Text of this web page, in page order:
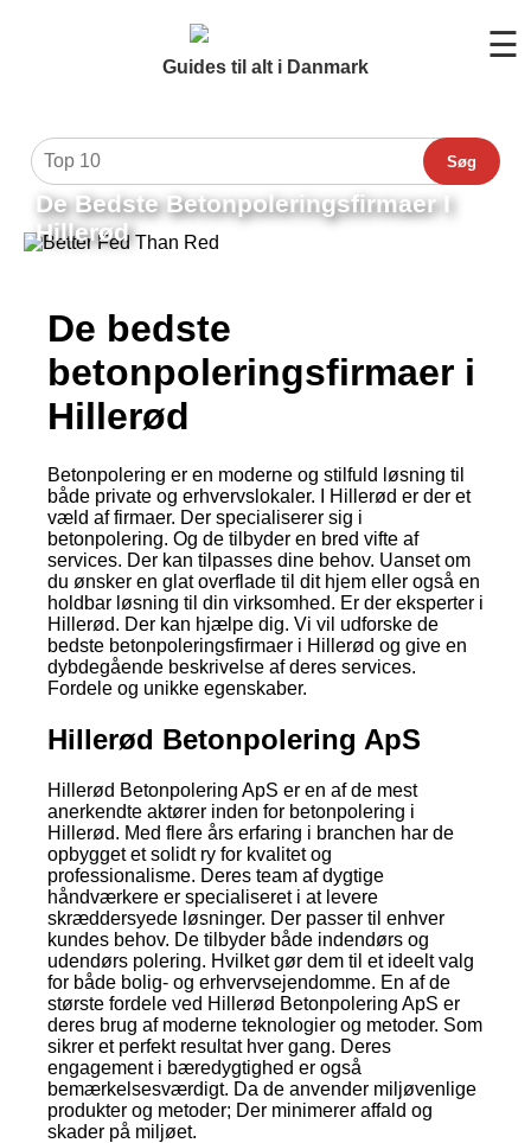
Guides til alt i Danmark
☰
Søg
De Bedste Betonpoleringsfirmaer I
Hillerød
De bedste
betonpoleringsfirmaer i
Hillerød
Betonpolering er en moderne og stilfuld løsning til
både private og erhvervslokaler. I Hillerød er der et
væld af firmaer. Der specialiserer sig i
betonpolering. Og de tilbyder en bred vifte af
services. Der kan tilpasses dine behov. Uanset om
du ønsker en glat overflade til dit hjem eller også en
holdbar løsning til din virksomhed. Er der eksperter i
Hillerød. Der kan hjælpe dig. Vi vil udforske de
bedste betonpoleringsfirmaer i Hillerød og give en
dybdegående beskrivelse af deres services.
Fordele og unikke egenskaber.
Hillerød Betonpolering ApS
Hillerød Betonpolering ApS er en af de mest
anerkendte aktører inden for betonpolering i
Hillerød. Med flere års erfaring i branchen har de
opbygget et solidt ry for kvalitet og
professionalisme. Deres team af dygtige
håndværkere er specialiseret i at levere
skræddersyede løsninger. Der passer til enhver
kundes behov. De tilbyder både indendørs og
udendørs polering. Hvilket gør dem til et ideelt valg
for både bolig- og erhvervsejendomme. En af de
største fordele ved Hillerød Betonpolering ApS er
deres brug af moderne teknologier og metoder. Som
sikrer et perfekt resultat hver gang. Deres
engagement i bæredygtighed er også
bemærkelsesværdigt. Da de anvender miljøvenlige
produkter og metoder; Der minimerer affald og
skader på miljøet.